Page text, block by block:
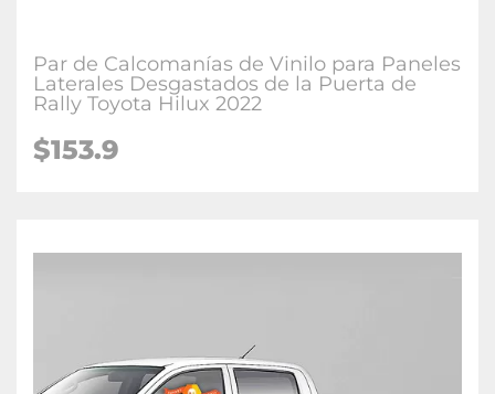
Par de Calcomanías de Vinilo para Paneles
Laterales Desgastados de la Puerta de
Rally Toyota Hilux 2022
$153.9